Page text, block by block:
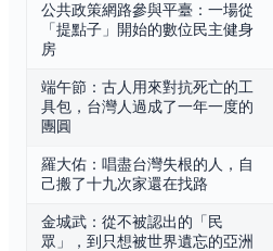
公共政策網路參與平臺：一場從
「提點子」開始的數位民主健身
房
端午節：古人用來對抗死亡的工
具包，台灣人過成了一年一度的
團圓
羅大佑：唱盡台灣失根的人，自
己搬了十九次家還在找路
金城武：從不被認出的「民
眾」，到只想被世界遺忘的亞洲